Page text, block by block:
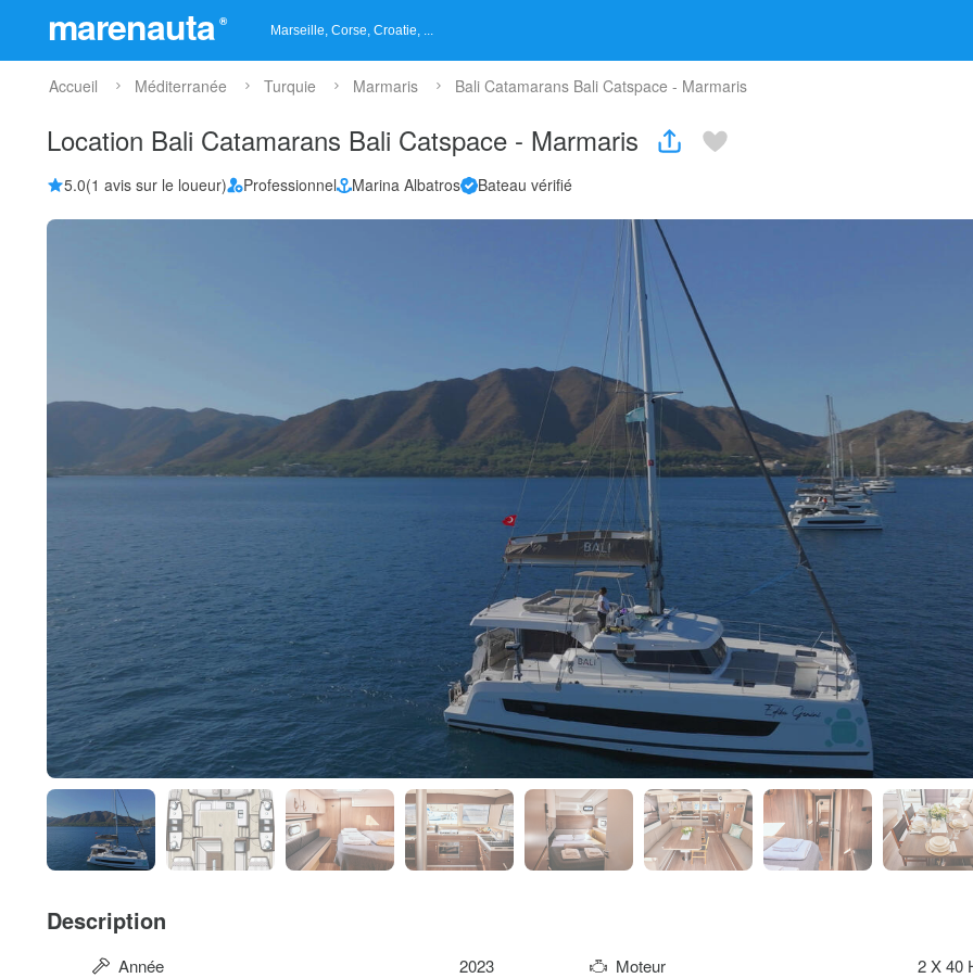
marenauta ®
Accueil Méditerranée Turquie Marmaris Bali Catamarans Bali Catspace - Marmaris
Location Bali Catamarans Bali Catspace - Marmaris
5.0(1 avis sur le loueur) Professionnel Marina Albatros Bateau vérifié
Description
Année 2023 Moteur
2 X 40